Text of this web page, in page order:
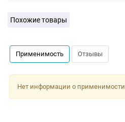
Похожие товары
Применимость Отзывы
Нет информации о применимости